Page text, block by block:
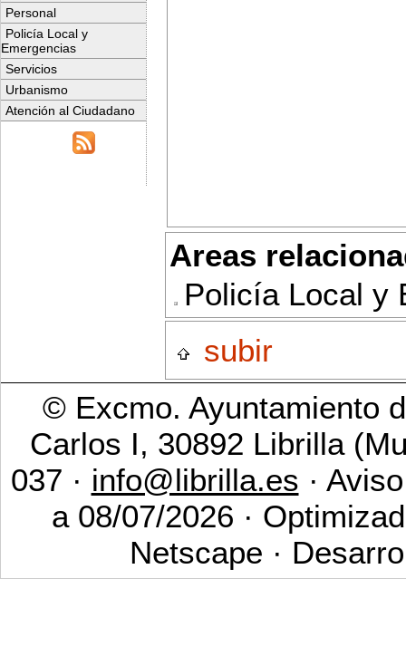
Personal
Policía Local y
Emergencias
Servicios
Urbanismo
Atención al Ciudadano
Areas
Policía Local y
subir
© Excmo. Ayuntamiento
Carlos I, 30892 Librilla
037 · info@librilla.es ·
a 08/07/2026 ·
Netscape ·